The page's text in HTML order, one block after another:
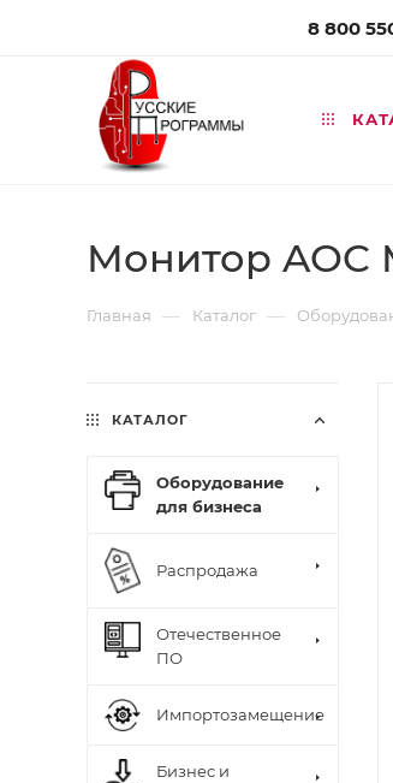
8 800
Монитор AOC
Главная — Каталог —
КАТАЛОГ
Оборудование
для бизнеса
Распродажа
Отечественное
ПО
Импортозамещение
Бизнес и